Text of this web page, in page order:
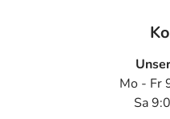
Mo - Fr
Sa